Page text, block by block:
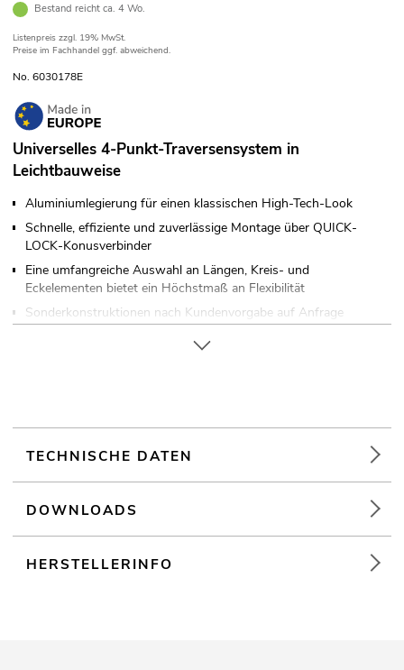
Bestand reicht ca. 4 Wo.
Listenpreis zzgl. 19% MwSt.
Preise im Fachhandel ggf. abweichend.
No. 6030178E
Universelles 4-Punkt-Traversensystem in
Leichtbauweise
Aluminiumlegierung für einen klassischen High-Tech-Look
Schnelle, effiziente und zuverlässige Montage über QUICK-
LOCK-Konusverbinder
Eine umfangreiche Auswahl an Längen, Kreis- und
Eckelementen bietet ein Höchstmaß an Flexibilität
Sonderkonstruktionen nach Kundenvorgabe auf Anfrage
und Ladenbau; Installation; Bühne
TECHNISCHE DATEN
DOWNLOADS
HERSTELLERINFO